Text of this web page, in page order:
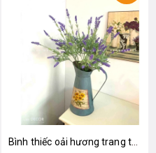
Bình thiếc oải hương trang trí không gian độc đáo- CC972